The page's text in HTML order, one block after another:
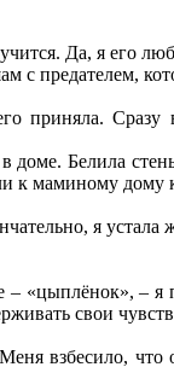
Да, я его
с предателем,
приняла.
доме. Белила
к маминому дому
я
– «цыплёнок»,
свои
взбесило,